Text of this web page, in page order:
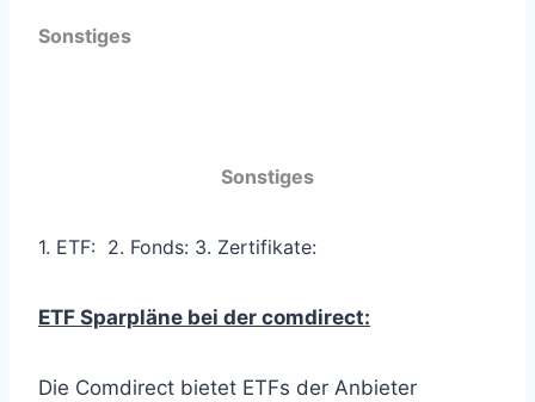
Sonstiges
Sonstiges
1. ETF: 2. Fonds: 3. Zertifikate:
ETF Sparpläne bei der comdirect:
Die Comdirect bietet ETFs der Anbieter